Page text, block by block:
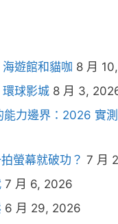
遊館和貓咖 8 月
球影城 8 月 3,
能力邊界：2026 實測
螢幕就破功？ 7 月
7 月 6, 2026
6 月 29, 2026